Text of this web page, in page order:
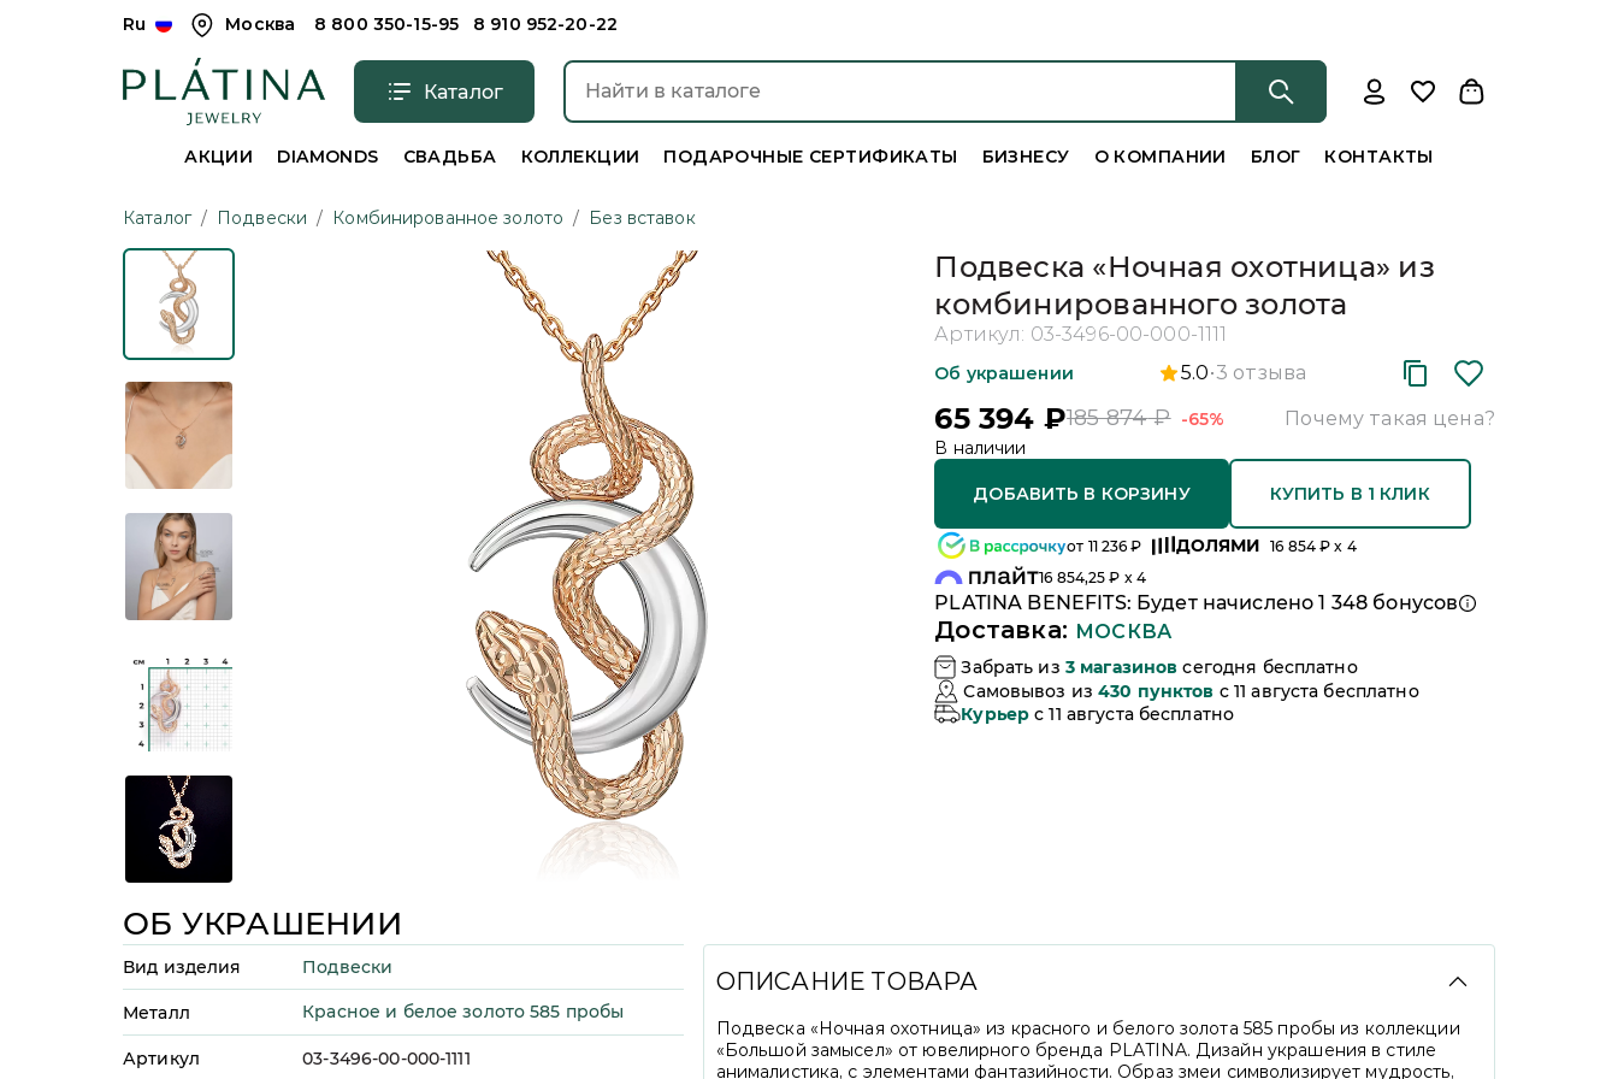
Ru Москва 8 800 350-15-95 8 910 952-20-22
Каталог
АКЦИИ DIAMONDS СВАДЬБА КОЛЛЕКЦИИ ПОДАРОЧНЫЕ СЕРТИФИКАТЫ БИЗНЕСУ О КОМПАНИИ БЛОГ КОНТАКТЫ
Каталог / Подвески / Комбинированное золото / Без вставок
Подвеска «Ночная охотница» из
комбинированного золота
Артикул: 03-3496-00-000-1111
Об украшении 5.0 3 отзыва
65 394 ₽185 874₽ -65% Почему такая цена?
В наличии
ДОБАВИТЬ В КОРЗИНУ КУПИТЬ В 1 КЛИК
от 11 236 ₽ ДОЛЯМИ 16 854 ₽ x 4
16 854,25 ₽ x 4
PLATINA BENEFITS: Будет начислено1 348 бонусов
Доставка: МОСКВА
Забрать из 3 магазинов сегодня бесплатно
Самовывоз из430 пунктов c 11 августа бесплатно
Курьер c 11 августа бесплатно
ОБ УКРАШЕНИИ
Вид изделия Подвески
Металл Красное и белое золото 585 пробы
Артикул 03-3496-00-000-1111
ОПИСАНИЕ ТОВАРА
Подвеска «Ночная охотница» из красного и белого золота 585 пробы из коллекции
«Большой замысел» от ювелирного бренда PLATINA. Дизайн украшения в стиле
анималистика, с элементами фантазийности. Образ змеи символизирует мудрость,